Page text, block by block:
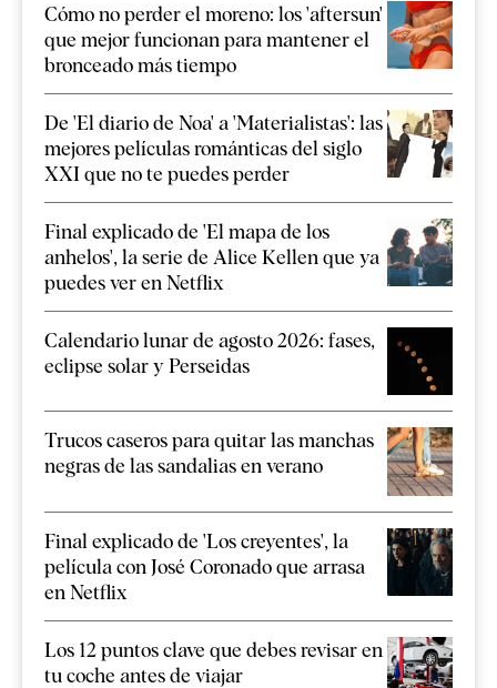
Cómo no perder el moreno: los 'aftersun'
que mejor funcionan para mantener el
bronceado más tiempo
De 'El diario de Noa' a 'Materialistas': las
mejores películas románticas del siglo
XXI que no te puedes perder
Final explicado de 'El mapa de los
anhelos', la serie de Alice Kellen que ya
puedes ver en Netflix
Calendario lunar de agosto 2026: fases,
eclipse solar y Perseidas
Trucos caseros para quitar las manchas
negras de las sandalias en verano
Final explicado de 'Los creyentes', la
película con José Coronado que arrasa
en Netflix
Los 12 puntos clave que debes revisar en
tu coche antes de viajar